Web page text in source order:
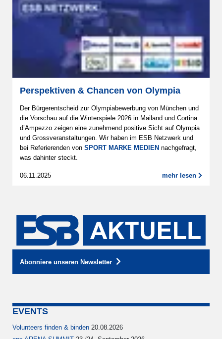
Perspektiven & Chancen von Olympia
Der Bürgerentscheid zur Olympiabewerbung von München und
die Vorschau auf die Winterspiele 2026 in Mailand und Cortina
d’Ampezzo zeigen eine zunehmend positive Sicht auf Olympia
und Grossveranstaltungen. Wir haben im ESB Netzwerk und
bei Referierenden von SPORT MARKE MEDIEN nachgefragt,
was dahinter steckt.
06.11.2025 mehr lesen
Abonniere unseren Newsletter
EVENTS
Volunteers finden & binden 20.08.2026